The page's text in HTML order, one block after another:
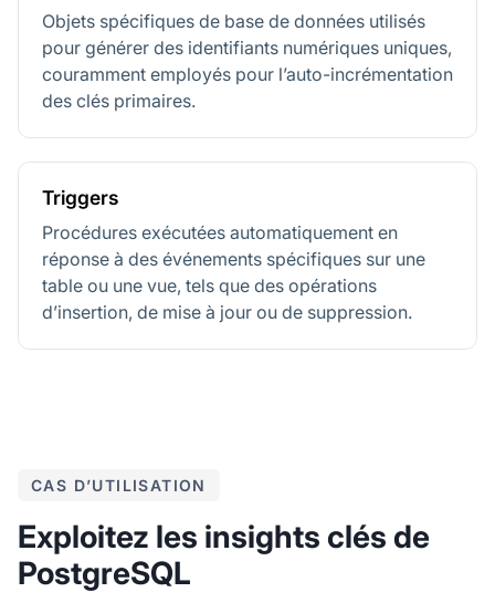
Objets spécifiques de base de données utilisés
pour générer des identifiants numériques uniques,
couramment employés pour l’auto-incrémentation
des clés primaires.
Triggers
Procédures exécutées automatiquement en
réponse à des événements spécifiques sur une
table ou une vue, tels que des opérations
d’insertion, de mise à jour ou de suppression.
CAS D’UTILISATION
Exploitez les insights clés de
PostgreSQL